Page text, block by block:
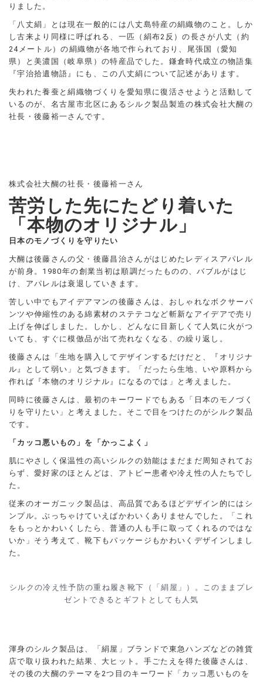
りました。
「八丈絹」とは現在一般的には八丈島特産の絹織物のこと。しか
し古来より同様に呼ばれる、一匹（絹布2反）の長さが八丈（約
24メートル）の絹織物が各地で作られており、尾張国（愛知
県）と美濃国（岐阜県）の特産品でした。鎌倉時代成立の物語集
『宇治拾遺物語』にも、この八丈絹について記述があります。
失われた養蚕と絹織物づくりを愛知県に復活させようと活動して
いるのが、名古屋市北区にあるシルク製品製造の株式会社大醐の
社長・後藤裕一さんです。
株式会社大醐の社長・後藤裕一さん
苦労した先にたどり着いた
「本物のオリジナル」
日本のモノづくりを守りたい
大醐は後藤さんの父・後藤昌治さんがはじめたレディスアパレル
が前身。1980年の創業当初は順調だったものの、バブルがはじ
け、アパレルは衰退していきます。
苦しい中でもアイデアマンの後藤さんは、おしゃれなボクサーパ
ンツや伸縮性のある綿素材のステテコなど斬新なアイデアで売り
上げを伸ばしました。しかし、どんなに目新しくて人気に火がつ
いても、すぐに模倣品が出て売れなくなる、の繰り返し。
後藤さんは「生地を購入してデザインするだけだと、『オリジナ
ル』として弱い」と気づきます。「だったら生地、いや原料から
作れば『本物のオリジナル』になるのでは」と考えました。
同時に後藤さんは、最初のキーワードでもある「日本のモノづく
りを守りたい」と考えました。そこで目をつけたのがシルク製品
です。
「カッコ悪いもの」を「かっこよく」
肌にやさしく保温性の高いシルクの効能はまだまだ周知されてお
らず、愛好家のほとんどは、アトピー患者や冷え性の人たちでし
た。
従来のオーガニック製品は、高品質であるほどデザイン的にはシ
ンプル。ぶっちゃけていえばかわいくありませんでした。「これ
をもっとかわいくしたら、普通の人も手に取ってくれるのではな
いか」そう考えて、靴下もパッケージもかわいくデザインしまし
た。
シルクの冷え性予防の重ね履き靴下（「絹屋」）。このままプレ
ゼントできるとギフトとしても人気
渾身のシルク製品は、「絹屋」ブランドで東急ハンズなどの雑貨
店で取り扱われた結果、大ヒット。手ごたえを得た後藤さんは、
その後の大醐のテーマを2つ目のキーワード「カッコ悪いものを